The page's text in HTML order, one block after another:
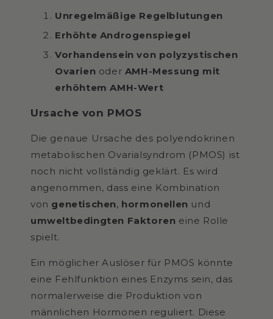
Unregelmäßige Regelblutungen
Erhöhte Androgenspiegel
Vorhandensein von polyzystischen
Ovarien oder AMH-Messung mit
erhöhtem AMH-Wert
Ursache von PMOS
Die genaue Ursache des polyendokrinen
metabolischen Ovarialsyndrom (PMOS) ist
noch nicht vollständig geklärt. Es wird
angenommen, dass eine Kombination
von genetischen, hormonellen und
umweltbedingten Faktoren eine Rolle
spielt.
Ein möglicher Auslöser für PMOS könnte
eine Fehlfunktion eines Enzyms sein, das
normalerweise die Produktion von
männlichen Hormonen reguliert. Diese